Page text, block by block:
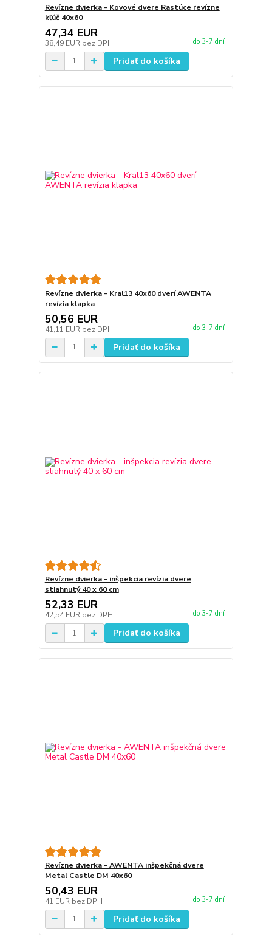
Revízne dvierka - Kovové dvere Rastúce revízne
kľúč 40x60
47,34 EUR
38,49 EUR bez DPH do 3-7 dní
Pridať do košíka
Revízne dvierka - Kral13 40x60 dverí AWENTA
revízia klapka
50,56 EUR
41,11 EUR bez DPH do 3-7 dní
Pridať do košíka
Revízne dvierka - inšpekcia revízia dvere
stiahnutý 40 x 60 cm
52,33 EUR
42,54 EUR bez DPH do 3-7 dní
Pridať do košíka
Revízne dvierka - AWENTA inšpekčná dvere
Metal Castle DM 40x60
50,43 EUR
41 EUR bez DPH do 3-7 dní
Pridať do košíka